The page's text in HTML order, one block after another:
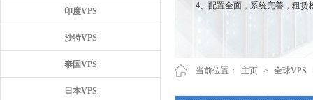
印度VPS
沙特VPS
泰国VPS
日本VPS
4、配置全面，系统完善，租
当前位置： 主页 > 全球VPS